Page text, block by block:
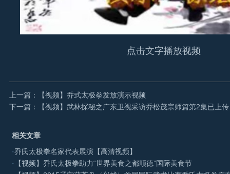
点击文字播放视频
上一篇：【视频】乔式太极拳发放演示视频
下一篇：【视频】武林探秘之广东卫视采访乔松茂宗师篇第2集已上
相关文章
·乔氏太极拳名家代表展演【高清视频】
·
【视频】乔氏太极拳助力“世界美食之都顺德”国际美食节